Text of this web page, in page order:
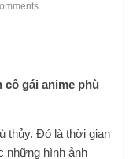
cô gái anime phù
thủy. Đó là thời gian
những hình ảnh